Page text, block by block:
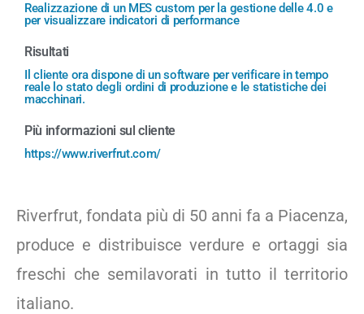
Realizzazione di un MES custom per la gestione delle 4.0 e
per visualizzare indicatori di performance
Risultati
Il cliente ora dispone di un software per verificare in tempo
reale lo stato degli ordini di produzione e le statistiche dei
macchinari.
Più informazioni sul cliente
https://www.riverfrut.com/
Riverfrut, fondata più di 50 anni fa a Piacenza,
produce e distribuisce verdure e ortaggi sia
freschi che semilavorati in tutto il territorio
italiano.